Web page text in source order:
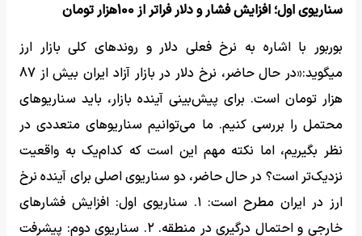
سناریوی اول؛ افزایش فشار و دلار فراتر از 100هزار تومان
بوربور با اشاره به نرخ فعلی دلار و روندهای کلی بازار ارز
میگوید:«در حال حاضر، نرخ دلار در بازار آزاد ایران بیش از 87
هزار تومان است. برای پیش‌بینی آینده بازار، باید سناریوهای
محتمل را بررسی کنیم. ما می‌توانیم سناریوهای متعددی در
نظر بگیریم، اما نکته مهم این است که کدام‌یک به واقعیت
نزدیک‌تر است؟ در حال حاضر، دو سناریوی اصلی برای آینده نرخ
ارز در ایران مطرح است: ۱. سناریوی اول: افزایش فشارهای
خارجی و احتمال درگیری در منطقه. ۲. سناریوی دوم: پیشرفت